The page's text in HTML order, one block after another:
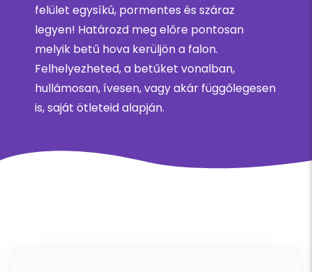
felület egysíkú, pormentes és száraz
legyen! Határozd meg előre pontosan
melyik betű hova kerüljön a falon.
Felhelyezheted, a betűket vonalban,
hullámosan, ívesen, vagy akár függőlegesen
is, saját ötleteid alapján.